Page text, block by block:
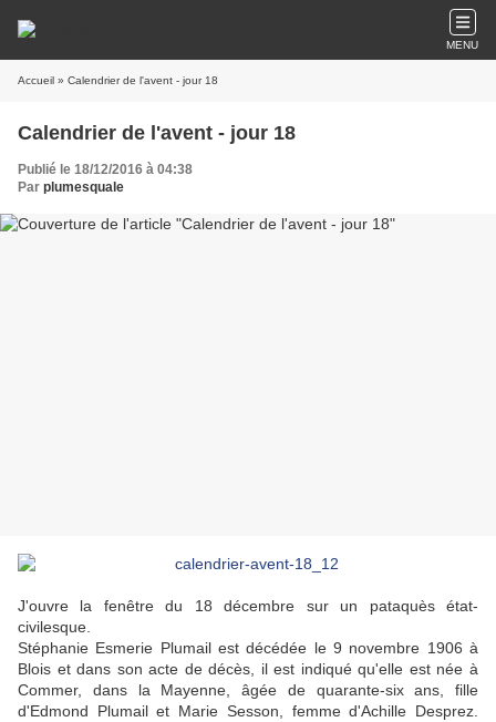
MENU
Accueil » Calendrier de l'avent - jour 18
Calendrier de l'avent - jour 18
Publié le 18/12/2016 à 04:38
Par plumesquale
J'ouvre la fenêtre du 18 décembre sur un pataquès état-
civilesque.
Stéphanie Esmerie Plumail est décédée le 9 novembre 1906 à
Blois et dans son acte de décès, il est indiqué qu'elle est née à
Commer, dans la Mayenne, âgée de quarante-six ans, fille
d'Edmond Plumail et Marie Sesson, femme d'Achille Desprez.